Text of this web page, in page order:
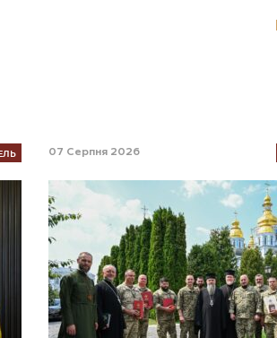
07 Серпня 2026